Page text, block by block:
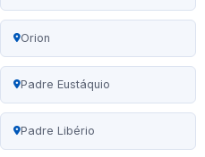
Orion
Padre Eustáquio
Padre Libério